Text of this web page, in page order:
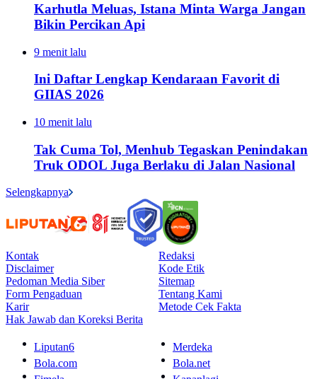
Karhutla Meluas, Istana Minta Warga Jangan
Bikin Percikan Api
9 menit lalu
Ini Daftar Lengkap Kendaraan Favorit di
GIIAS 2026
10 menit lalu
Tak Cuma Tol, Menhub Tegaskan Penindakan
Truk ODOL Juga Berlaku di Jalan Nasional
Selengkapnya
Kontak
Redaksi
Disclaimer
Kode Etik
Pedoman Media Siber
Sitemap
Form Pengaduan
Tentang Kami
Karir
Metode Cek Fakta
Hak Jawab dan Koreksi Berita
Liputan6
Merdeka
Bola.com
Bola.net